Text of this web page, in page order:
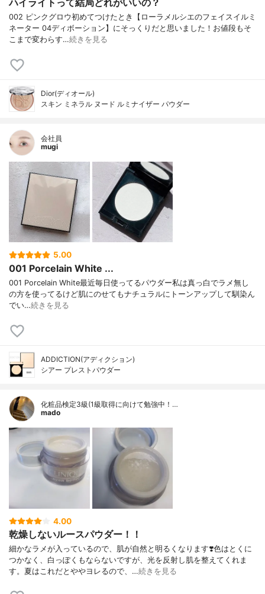
002 ピンクグロウ初めてつけたとき【ローラメルシエのフェイスイルミ
ネーター 04ディボーション】にそっくりだと思いました！お値段もそ
こまで変わらす…続きを見る
Dior(ディオール)
スキン ミネラル ヌード ルミナイザー パウダー
会社員
mugi
5.00
001 Porcelain White ...
001 Porcelain White最近毎日使ってるパウダー私は真っ白でラメ無し
の方を使ってるけど肌にのせてもナチュラルにトーンアップして馴染ん
でい…続きを見る
ADDICTION(アディクション)
シアー プレストパウダー
化粧品検定3級(1級取得に向けて勉強中！…
mado
4.00
乾燥しないルースパウダー！！
細かなラメが入っているので、肌が自然と明るくなります❣️色はとくに
つかなく、白っぽくもならないですが、光を反射し肌を整えてくれま
す。夏はこれだとややヨレるので、…続きを見る